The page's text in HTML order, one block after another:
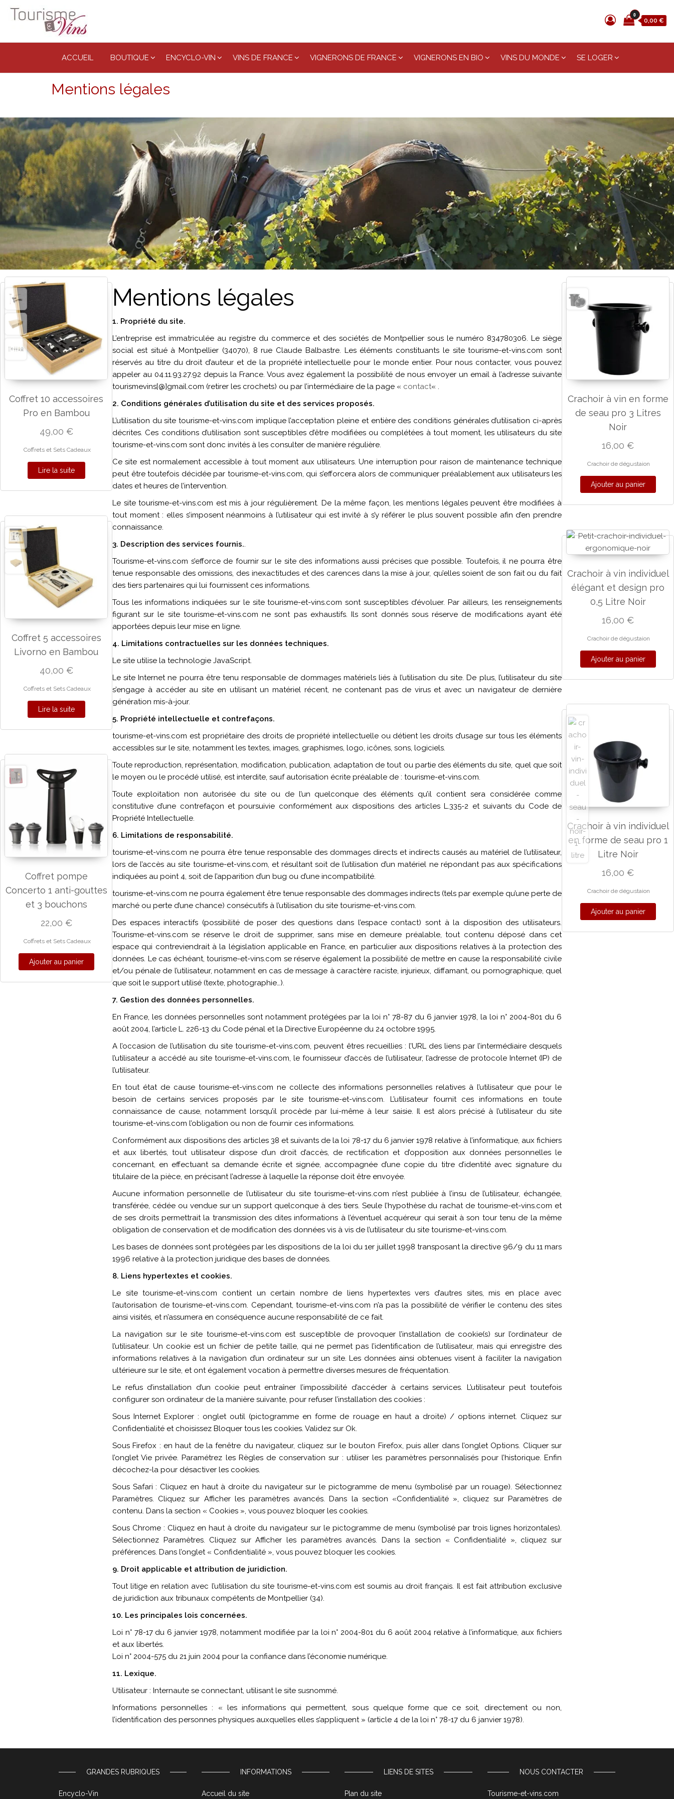
0
0,00 €
ACCUEIL BOUTIQUE ENCYCLO-VIN VINS DE FRANCE VIGNERONS DE FRANCE VIGNERONS EN BIO VINS DU MONDE SE LOGER
Mentions légales
Coffret 10 accessoires
Pro en Bambou
49,00 €
Coffrets et Sets Cadeaux
Lire la suite
Coffret 5 accessoires
Livorno en Bambou
40,00 €
Coffrets et Sets Cadeaux
Lire la suite
Coffret pompe
Concerto 1 anti-gouttes
et 3 bouchons
22,00 €
Coffrets et Sets Cadeaux
Ajouter au panier
Mentions légales
1. Propriété du site.
L’entreprise est immatriculée au registre du commerce et des sociétés de Montpellier sous le numéro 834780306. Le siège
social est situé à Montpellier (34070), 8 rue Claude Balbastre. Les éléments constituants le site tourisme-et-vins.com sont
réservés au titre du droit d’auteur et de la propriété intellectuelle pour le monde entier. Pour nous contacter, vous pouvez
appeler au 04.11.93.27.92 depuis la France. Vous avez également la possibilité de nous envoyer un email à l’adresse suivante
tourismevins[@]gmail.com (retirer les crochets) ou par l’intermédiaire de la page « contact« .
2. Conditions générales d’utilisation du site et des services proposés.
L’utilisation du site tourisme-et-vins.com implique l’acceptation pleine et entière des conditions générales d’utilisation ci-après
décrites. Ces conditions d’utilisation sont susceptibles d’être modifiées ou complétées à tout moment, les utilisateurs du site
tourisme-et-vins.com sont donc invités à les consulter de manière régulière.
Ce site est normalement accessible à tout moment aux utilisateurs. Une interruption pour raison de maintenance technique
peut être toutefois décidée par tourisme-et-vins.com, qui s’efforcera alors de communiquer préalablement aux utilisateurs les
dates et heures de l’intervention.
Le site tourisme-et-vins.com est mis à jour régulièrement. De la même façon, les mentions légales peuvent être modifiées à
tout moment : elles s’imposent néanmoins à l’utilisateur qui est invité à s’y référer le plus souvent possible afin d’en prendre
connaissance.
3. Description des services fournis..
Tourisme-et-vins.com s’efforce de fournir sur le site des informations aussi précises que possible. Toutefois, il ne pourra être
tenue responsable des omissions, des inexactitudes et des carences dans la mise à jour, qu’elles soient de son fait ou du fait
des tiers partenaires qui lui fournissent ces informations.
Tous les informations indiquées sur le site tourisme-et-vins.com sont susceptibles d’évoluer. Par ailleurs, les renseignements
figurant sur le site tourisme-et-vins.com ne sont pas exhaustifs. Ils sont donnés sous réserve de modifications ayant été
apportées depuis leur mise en ligne.
4. Limitations contractuelles sur les données techniques.
Le site utilise la technologie JavaScript.
Le site Internet ne pourra être tenu responsable de dommages matériels liés à l’utilisation du site. De plus, l’utilisateur du site
s’engage à accéder au site en utilisant un matériel récent, ne contenant pas de virus et avec un navigateur de dernière
génération mis-à-jour.
5. Propriété intellectuelle et contrefaçons.
tourisme-et-vins.com est propriétaire des droits de propriété intellectuelle ou détient les droits d’usage sur tous les éléments
accessibles sur le site, notamment les textes, images, graphismes, logo, icônes, sons, logiciels.
Toute reproduction, représentation, modification, publication, adaptation de tout ou partie des éléments du site, quel que soit
le moyen ou le procédé utilisé, est interdite, sauf autorisation écrite préalable de : tourisme-et-vins.com.
Toute exploitation non autorisée du site ou de l’un quelconque des éléments qu’il contient sera considérée comme
constitutive d’une contrefaçon et poursuivie conformément aux dispositions des articles L.335-2 et suivants du Code de
Propriété Intellectuelle.
6. Limitations de responsabilité.
tourisme-et-vins.com ne pourra être tenue responsable des dommages directs et indirects causés au matériel de l’utilisateur,
lors de l’accès au site tourisme-et-vins.com, et résultant soit de l’utilisation d’un matériel ne répondant pas aux spécifications
indiquées au point 4, soit de l’apparition d’un bug ou d’une incompatibilité.
tourisme-et-vins.com ne pourra également être tenue responsable des dommages indirects (tels par exemple qu’une perte de
marché ou perte d’une chance) consécutifs à l’utilisation du site tourisme-et-vins.com.
Des espaces interactifs (possibilité de poser des questions dans l’espace contact) sont à la disposition des utilisateurs.
Tourisme-et-vins.com se réserve le droit de supprimer, sans mise en demeure préalable, tout contenu déposé dans cet
espace qui contreviendrait à la législation applicable en France, en particulier aux dispositions relatives à la protection des
données. Le cas échéant, tourisme-et-vins.com se réserve également la possibilité de mettre en cause la responsabilité civile
et/ou pénale de l’utilisateur, notamment en cas de message à caractère raciste, injurieux, diffamant, ou pornographique, quel
que soit le support utilisé (texte, photographie…).
7. Gestion des données personnelles.
En France, les données personnelles sont notamment protégées par la loi n° 78-87 du 6 janvier 1978, la loi n° 2004-801 du 6
août 2004, l’article L. 226-13 du Code pénal et la Directive Européenne du 24 octobre 1995.
A l’occasion de l’utilisation du site tourisme-et-vins.com, peuvent êtres recueillies : l’URL des liens par l’intermédiaire desquels
l’utilisateur a accédé au site tourisme-et-vins.com, le fournisseur d’accès de l’utilisateur, l’adresse de protocole Internet (IP) de
l’utilisateur.
En tout état de cause tourisme-et-vins.com ne collecte des informations personnelles relatives à l’utilisateur que pour le
besoin de certains services proposés par le site tourisme-et-vins.com. L’utilisateur fournit ces informations en toute
connaissance de cause, notamment lorsqu’il procède par lui-même à leur saisie. Il est alors précisé à l’utilisateur du site
tourisme-et-vins.com l’obligation ou non de fournir ces informations.
Conformément aux dispositions des articles 38 et suivants de la loi 78-17 du 6 janvier 1978 relative à l’informatique, aux fichiers
et aux libertés, tout utilisateur dispose d’un droit d’accès, de rectification et d’opposition aux données personnelles le
concernant, en effectuant sa demande écrite et signée, accompagnée d’une copie du titre d’identité avec signature du
titulaire de la pièce, en précisant l’adresse à laquelle la réponse doit être envoyée.
Aucune information personnelle de l’utilisateur du site tourisme-et-vins.com n’est publiée à l’insu de l’utilisateur, échangée,
transférée, cédée ou vendue sur un support quelconque à des tiers. Seule l’hypothèse du rachat de tourisme-et-vins.com et
de ses droits permettrait la transmission des dites informations à l’éventuel acquéreur qui serait à son tour tenu de la même
obligation de conservation et de modification des données vis à vis de l’utilisateur du site tourisme-et-vins.com.
Les bases de données sont protégées par les dispositions de la loi du 1er juillet 1998 transposant la directive 96/9 du 11 mars
1996 relative à la protection juridique des bases de données.
8. Liens hypertextes et cookies.
Le site tourisme-et-vins.com contient un certain nombre de liens hypertextes vers d’autres sites, mis en place avec
l’autorisation de tourisme-et-vins.com. Cependant, tourisme-et-vins.com n’a pas la possibilité de vérifier le contenu des sites
ainsi visités, et n’assumera en conséquence aucune responsabilité de ce fait.
La navigation sur le site tourisme-et-vins.com est susceptible de provoquer l’installation de cookie(s) sur l’ordinateur de
l’utilisateur. Un cookie est un fichier de petite taille, qui ne permet pas l’identification de l’utilisateur, mais qui enregistre des
informations relatives à la navigation d’un ordinateur sur un site. Les données ainsi obtenues visent à faciliter la navigation
ultérieure sur le site, et ont également vocation à permettre diverses mesures de fréquentation.
Le refus d’installation d’un cookie peut entraîner l’impossibilité d’accéder à certains services. L’utilisateur peut toutefois
configurer son ordinateur de la manière suivante, pour refuser l’installation des cookies :
Sous Internet Explorer : onglet outil (pictogramme en forme de rouage en haut a droite) / options internet. Cliquez sur
Confidentialité et choisissez Bloquer tous les cookies. Validez sur Ok.
Sous Firefox : en haut de la fenêtre du navigateur, cliquez sur le bouton Firefox, puis aller dans l’onglet Options. Cliquer sur
l’onglet Vie privée. Paramétrez les Règles de conservation sur : utiliser les paramètres personnalisés pour l’historique. Enfin
décochez-la pour désactiver les cookies.
Sous Safari : Cliquez en haut à droite du navigateur sur le pictogramme de menu (symbolisé par un rouage). Sélectionnez
Paramètres. Cliquez sur Afficher les paramètres avancés. Dans la section «Confidentialité », cliquez sur Paramètres de
contenu. Dans la section « Cookies », vous pouvez bloquer les cookies.
Sous Chrome : Cliquez en haut à droite du navigateur sur le pictogramme de menu (symbolisé par trois lignes horizontales).
Sélectionnez Paramètres. Cliquez sur Afficher les paramètres avancés. Dans la section « Confidentialité », cliquez sur
préférences. Dans l’onglet « Confidentialité », vous pouvez bloquer les cookies.
9. Droit applicable et attribution de juridiction.
Tout litige en relation avec l’utilisation du site tourisme-et-vins.com est soumis au droit français. Il est fait attribution exclusive
de juridiction aux tribunaux compétents de Montpellier (34).
10. Les principales lois concernées.
Loi n° 78-17 du 6 janvier 1978, notamment modifiée par la loi n° 2004-801 du 6 août 2004 relative à l’informatique, aux fichiers
et aux libertés.
Loi n° 2004-575 du 21 juin 2004 pour la confiance dans l’économie numérique.
11. Lexique.
Utilisateur : Internaute se connectant, utilisant le site susnommé.
Informations personnelles : « les informations qui permettent, sous quelque forme que ce soit, directement ou non,
l’identification des personnes physiques auxquelles elles s’appliquent » (article 4 de la loi n° 78-17 du 6 janvier 1978).
Crachoir à vin en forme
de seau pro 3 Litres
Noir
16,00 €
Crachoir de dégustaion
Ajouter au panier
Crachoir à vin individuel
élégant et design pro
0,5 Litre Noir
16,00 €
Crachoir de dégustaion
Ajouter au panier
Crachoir à vin individuel
en forme de seau pro 1
Litre Noir
16,00 €
Crachoir de dégustaion
Ajouter au panier
GRANDES RUBRIQUES
Encyclo-Vin
INFORMATIONS
Accueil du site
LIENS DE SITES
Plan du site
NOUS CONTACTER
Tourisme-et-vins.com